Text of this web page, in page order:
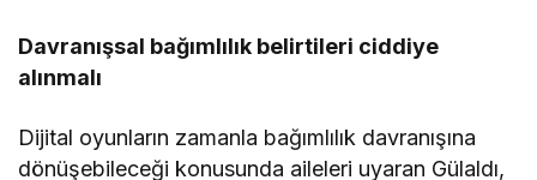
Davranışsal bağımlılık belirtileri ciddiye
alınmalı
Dijital oyunların zamanla bağımlılık davranışına
dönüşebileceği konusunda aileleri uyaran Gülaldı,